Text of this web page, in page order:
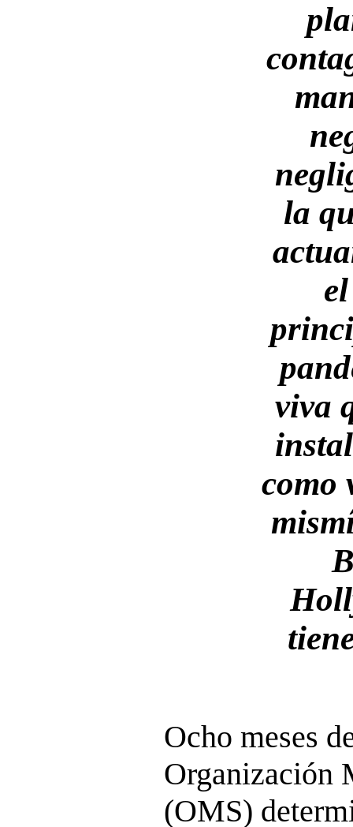
la
viva
como
Ocho meses
Organización
(OMS)